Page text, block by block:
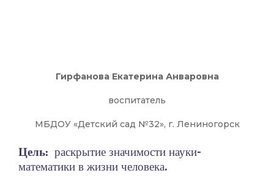
Гирфанова Екатерина Анваровна
воспитатель
МБДОУ «Детский сад №32», г. Лениногорск
Цель: раскрытие значимости науки-
математики в жизни человека.